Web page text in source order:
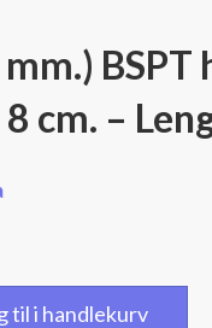
BSPT
cm. –
til i handlekurv